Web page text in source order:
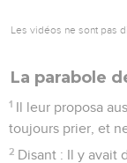
Les vidéos ne sont pas
La parabole
1 Il leur proposa
toujours prier, et
2 Disant : Il y avait